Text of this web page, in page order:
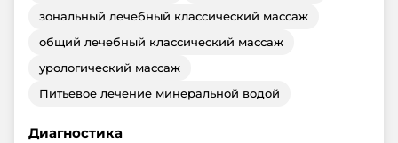
зональный лечебный классический массаж
общий лечебный классический массаж
урологический массаж
Питьевое лечение минеральной водой
Диагностика